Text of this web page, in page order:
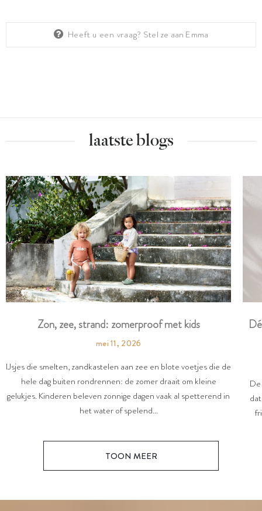
Heeft u een vraag? Stel ze aan Emma
laatste blogs
Zon, zee, strand: zomerproof met kids
mei 11, 2026
IJsjes die smelten, zandkastelen aan zee en blote voetjes die de
hele dag buiten rondrennen: de zomer draait om kleine
gelukjes. Kinderen beleven zonnige dagen vaak al spetterend in
het water of spelend...
TOON MEER